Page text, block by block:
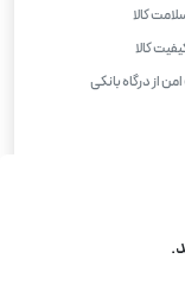
کالا
کالا
از درگاه بانکی